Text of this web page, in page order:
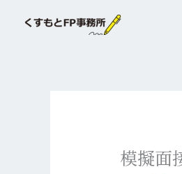
模擬面